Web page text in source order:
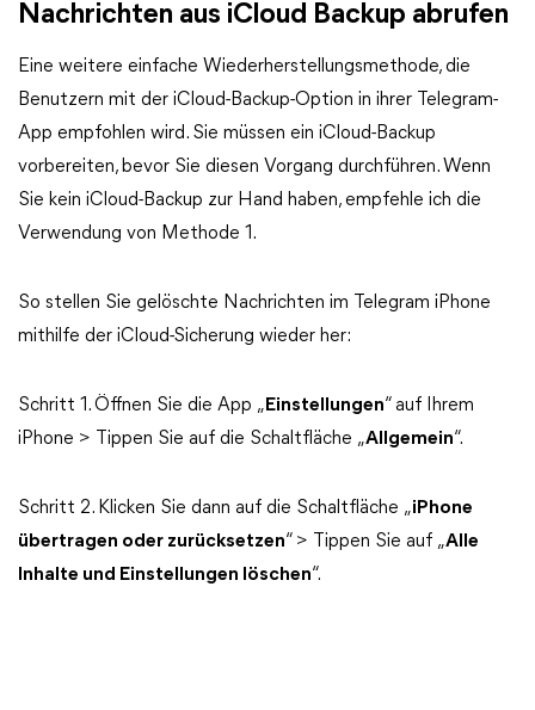
Nachrichten aus iCloud Backup abrufen
Eine weitere einfache Wiederherstellungsmethode, die
Benutzern mit der iCloud-Backup-Option in ihrer Telegram-
App empfohlen wird. Sie müssen ein iCloud-Backup
vorbereiten, bevor Sie diesen Vorgang durchführen. Wenn
Sie kein iCloud-Backup zur Hand haben, empfehle ich die
Verwendung von Methode 1.
So stellen Sie gelöschte Nachrichten im Telegram iPhone
mithilfe der iCloud-Sicherung wieder her:
Schritt 1. Öffnen Sie die App „ Einstellungen“ auf Ihrem
iPhone > Tippen Sie auf die Schaltfläche „Allgemein“.
Schritt 2. Klicken Sie dann auf die Schaltfläche „iPhone
übertragen oder zurücksetzen“ > Tippen Sie auf „Alle
Inhalte und Einstellungen löschen“.